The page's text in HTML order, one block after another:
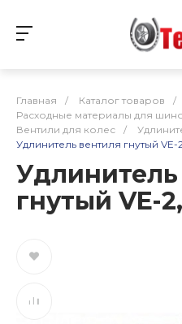
Главная / Каталог товаров
/
Расходные материалы для
Вентили для колес
/
Удлинитель вентиля гнутый VE-
гнутый VE-